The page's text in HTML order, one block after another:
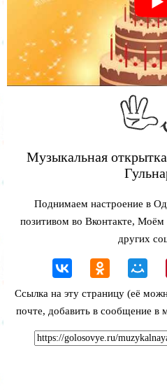
Музыкальная
Поднимаем настроение в
позитивом во Вконтакте,
других
Ссылка на эту страницу (её
почте, добавить в сообщение в